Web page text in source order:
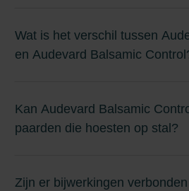
Wat is het verschil tussen
en Audevard Balsamic
Kan Audevard Balsamic
paarden die hoesten op stal?
Zijn er bijwerkingen